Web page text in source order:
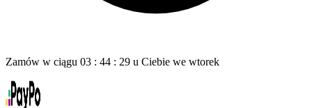
Zamów w ciągu 03 : 44 : 28 u Ciebie we wtorek